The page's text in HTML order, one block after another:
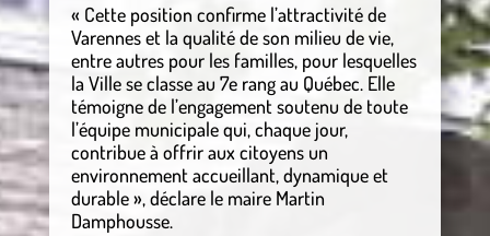
« Cette position confirme l’attractivité de
Varennes et la qualité de son milieu de vie,
entre autres pour les familles, pour lesquelles
la Ville se classe au 7e rang au Québec. Elle
témoigne de l’engagement soutenu de toute
l’équipe municipale qui, chaque jour,
contribue à offrir aux citoyens un
environnement accueillant, dynamique et
durable », déclare le maire Martin
Damphousse.